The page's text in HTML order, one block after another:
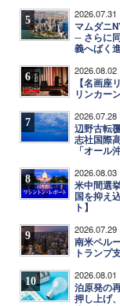
5 2026.07.31
マムダニ
─ さらに
義へばく
6 2026.08.02
【名画座
リンカーン
7 2026.07.28
辺野古転
志社国際
「オール
8 2026.08.03
米中間選
国を抑え
ト】
9 2026.07.29
南米ペル
トランプ
10 2026.08.01
泊原発の
押し上げ